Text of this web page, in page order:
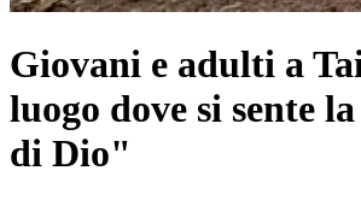
Giovani e adulti a
luogo dove si sente
di Dio"